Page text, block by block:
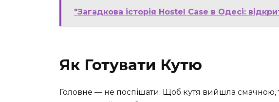
"Загадкова історія Hostel Case в Одесі:
Як Готувати Кутю
Головне — не поспішати. Щоб кутя вийшла смачною,